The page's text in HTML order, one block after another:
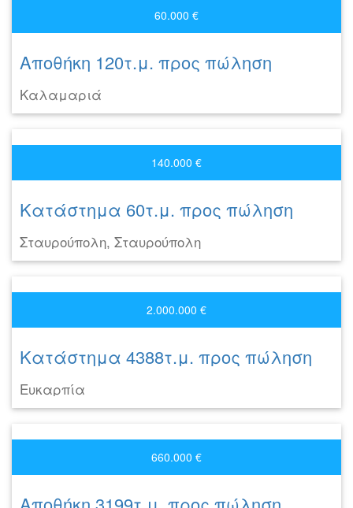
60.000 €
Αποθήκη 120τ.μ. προς πώληση
Καλαμαριά
140.000 €
Κατάστημα 60τ.μ. προς πώληση
Σταυρούπολη, Σταυρούπολη
2.000.000 €
Κατάστημα 4388τ.μ. προς πώληση
Ευκαρπία
660.000 €